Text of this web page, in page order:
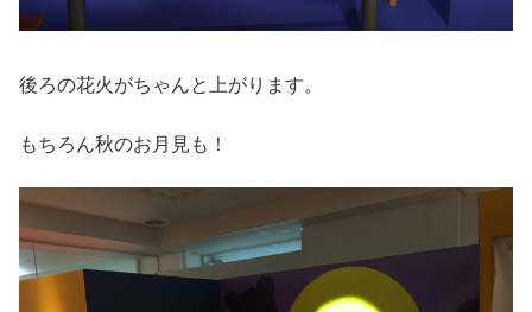
後ろの花火がちゃんと上がります。
もちろん秋のお月見も！